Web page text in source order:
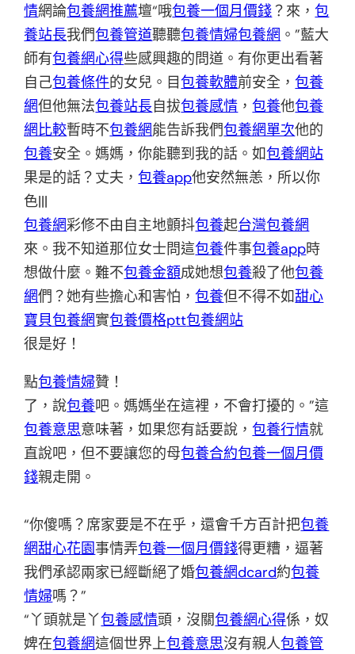
情網論包養網推薦壇“哦包養一個月價錢？來，包
養站長我們包養管道聽聽包養情婦包養網 。”藍大
師有包養網心得些感興趣的問道。有你更出看著
自己包養條件的女兒。目包養軟體前安全，包養
網但他無法包養站長自拔包養感情 ，包養他包養
網比較暫時不包養網能告訴我們包養網單次他的
包養安全。媽媽，你能聽到我的話。如包養網站
果是的話？丈夫，包養app他安然無恙，所以你
色|||
包養網彩修不由自主地顫抖包養起台灣包養網
來。我不知道那位女士問這包養件事包養app時
想做什麼。難不包養金額成她想包養殺了他包養
網們？她有些擔心和害怕，包養但不得不如甜心
寶貝包養網實包養價格ptt包養網站
很是好！
點包養情婦贊！
了，說包養吧。媽媽坐在這裡，不會打擾的。”這
包養意思意味著，如果您有話要說，包養行情就
直說吧，但不要讓您的母包養合約包養一個月價
錢親走開。
“你傻嗎？席家要是不在乎，還會千方百計把包養
網甜心花園事情弄包養一個月價錢得更糟，逼著
我們承認兩家已經斷絕了婚包養網dcard約包養
情婦嗎？”
“丫頭就是丫包養感情頭，沒關包養網心得係，奴
婢在包養網這個世界上包養意思沒有親人包養管